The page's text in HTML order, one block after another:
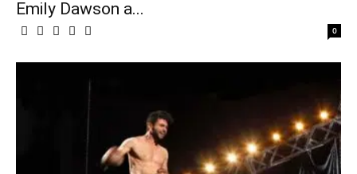
Emily Dawson a...
0